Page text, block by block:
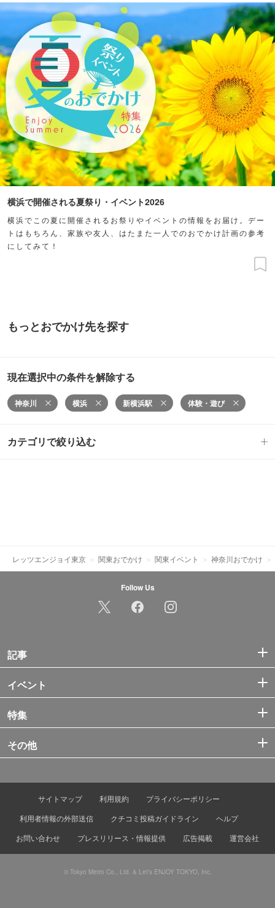
横浜で開催される夏祭り・イベント2026
横浜でこの夏に開催されるお祭りやイベントの情報をお届け。デー
トはもちろん、家族や友人、はたまた一人でのおでかけ計画の参考
にしてみて！
もっとおでかけ先を探す
現在選択中の条件を解除する
神奈川 横浜 新横浜駅 体験・遊び
カテゴリで絞り込む
レッツエンジョイ東京 関東おでかけ 関東イベント 神奈川おでかけ
Follow Us
記事
イベント
特集
その他
サイトマップ 利用規約
プライバシーポリシー
利用者情報の外部送信
クチコミ投稿ガイドライン
ヘルプ
お問い合わせ
プレスリリース・情報提供 広告掲載 運営会社
© Tokyo Metro Co., Ltd. & Let’s ENJOY TOKYO, Inc.